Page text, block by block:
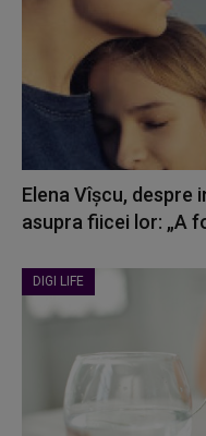
Elena Vîșcu, despre
asupra fiicei lor: „A
DIGI LIFE